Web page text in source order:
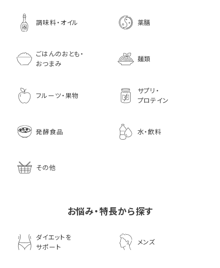
調味料・オイル 薬膳
ごはんのおとも・
おつまみ
麺類
フルーツ・果物
サプリ・
プロテイン
発酵食品 水・飲料
その他
お悩み・特長から探す
ダイエットを
サポート
メンズ